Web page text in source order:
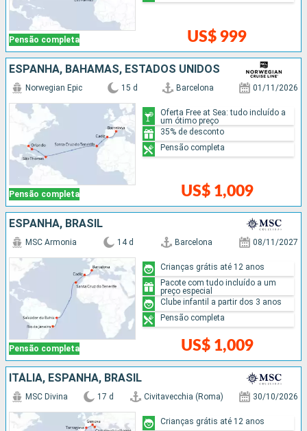
Pensão completa US$ 999
ESPANHA, BAHAMAS, ESTADOS UNIDOS
Pensão completa
Norwegian Epic 15 d Barcelona 01/11/2026
US$ 1,009
Oferta Free at Sea: tudo incluído a
um ótimo preço
35% de desconto
Pensão completa
ESPANHA, BRASIL
Pensão completa
MSC Armonia 14 d Barcelona 08/11/2027
US$ 1,009
Crianças grátis até 12 anos
Pacote com tudo incluído a um
preço especial
Clube infantil a partir dos 3 anos
Pensão completa
ITÁLIA, ESPANHA, BRASIL
MSC Divina 17 d Civitavecchia (Roma) 30/10/2026
Crianças grátis até 12 anos